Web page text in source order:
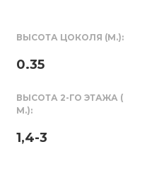
ВЫСОТА ЦОКОЛЯ (М.):
0.35
ВЫСОТА 2-ГО ЭТАЖА (
М.):
1,4-3